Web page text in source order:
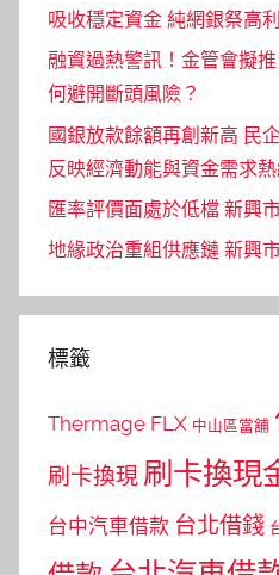
吸收穩定資金 純網銀祭高
融資過熱警訊！金管會擬
何避開斷頭風險？
國銀放款餘額再創新高 民
反映經濟動能與資金需求
匯率評價面處於低檔 新興
地緣政治重組供應鏈 新興
標籤
Thermage FLX 中山區當舖
刷卡換現 刷卡換現
台中汽車借款 台北借錢